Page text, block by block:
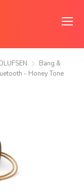
Bang &
- Honey Tone